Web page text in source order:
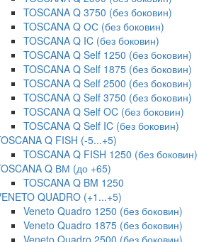
TOSCANA Q 3750 (без боковин)
TOSCANA Q ОС (без боковин)
TOSCANA Q IC (без боковин)
TOSCANA Q Self 1250 (без боковин)
TOSCANA Q Self 1875 (без боковин)
TOSCANA Q Self 2500 (без боковин)
TOSCANA Q Self 3750 (без боковин)
TOSCANA Q Self OC (без боковин)
TOSCANA Q Self IC (без боковин)
Q FISH (-5...+5)
TOSCANA Q FISH 1250 (без боковин)
Q ВМ (до +65)
TOSCANA Q BM 1250
QUADRO (+1...+5)
Veneto Quadro 1250 (без боковин)
Veneto Quadro 1875 (без боковин)